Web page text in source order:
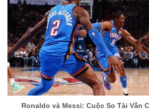
Ronaldo và Messi: Cuộc So Tài Vẫn